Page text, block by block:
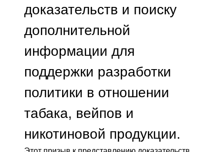
доказательств и поиску
дополнительной
информации для
поддержки разработки
политики в отношении
табака, вейпов и
никотиновой продукции.